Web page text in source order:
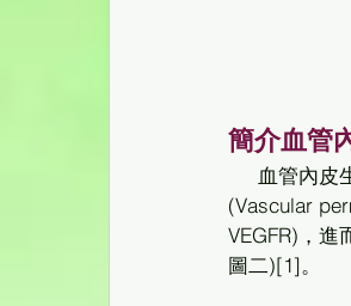
簡介血管
(Vascular
VEGFR)，
圖二)[1]。